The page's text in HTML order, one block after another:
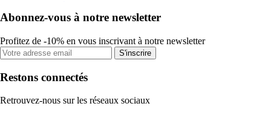
Abonnez-vous à notre newsletter
Profitez de -10% en vous inscrivant à notre newsletter
S'inscrire
Restons connectés
Retrouvez-nous sur les réseaux sociaux